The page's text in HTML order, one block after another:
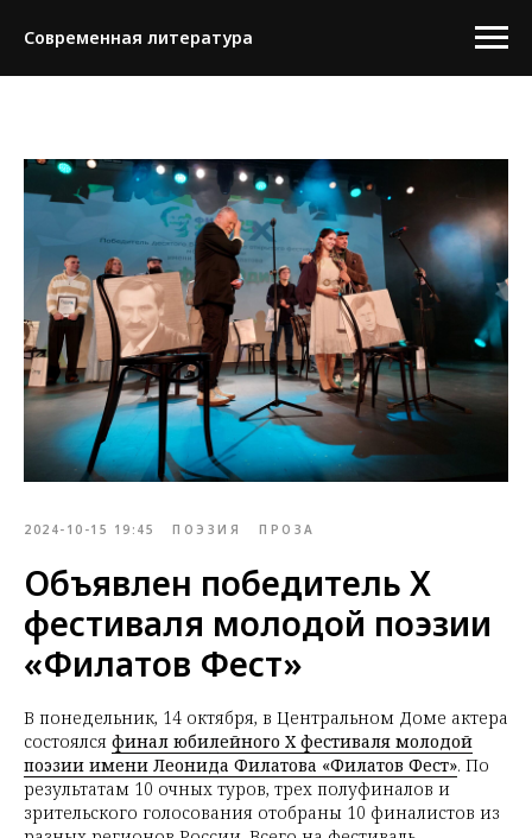
Современная литература
2024-10-15 19:45 ПОЭЗИЯ ПРОЗА
Объявлен победитель X
фестиваля молодой поэзии
«Филатов Фест»
В понедельник, 14 октября, в Центральном Доме актера
состоялся финал юбилейного X фестиваля молодой
поэзии имени Леонида Филатова «Филатов Фест». По
результатам 10 очных туров, трех полуфиналов и
зрительского голосования отобраны 10 финалистов из